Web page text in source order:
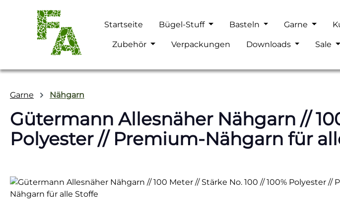
Hauptinhalt springen
Zur Suche springen
Zur Hauptnavigation springen
Startseite
Bügel-Stuff Basteln Garne
Zubehör Verpackungen Downloads Sale
Garne Nähgarn
Gütermann Allesnäher Nähgarn //
Polyester // Premium-Nähgarn für
Bildergalerie überspringen